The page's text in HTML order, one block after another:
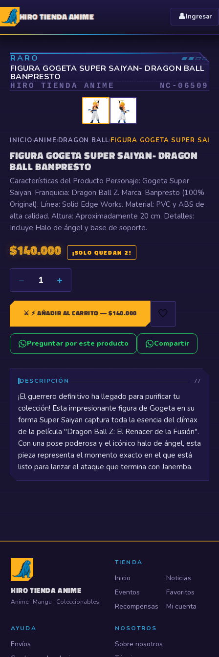
HIRO TIENDA ANIME 👤Ingresar
RARO ▰▰▱▱
⤢
FIGURA GOGETA SUPER SAIYAN- DRAGON BALL
BANPRESTO
HIRO TIENDA ANIME NC- 06509
INICIO›ANIME›DRAGON BALL›FIGURA GOGETA SUPER
FIGURA GOGETA SUPER SAIYAN- DRAGON
BALL BANPRESTO
Características del Producto Personaje: Gogeta Super
Saiyan. Franquicia: Dragon Ball Z. Marca: Banpresto (100%
Original). Línea: Solid Edge Works. Material: PVC y ABS de
alta calidad. Altura: Aproximadamente 20 cm. Detalles:
Incluye Halo de ángel y base de soporte.
$140.000 ¡SOLO QUEDAN 2!
− 1 +
⚔️⚡ AÑADIR AL CARRITO — $140.000 🤍
Preguntar por este producto Compartir
DESCRIPCIÓN
¡El guerrero definitivo ha llegado para purificar tu
colección! Esta impresionante figura de Gogeta en su
forma Super Saiyan captura toda la esencia del clímax
de la película "Dragon Ball Z: El Renacer de la Fusión".
Con una pose poderosa y el icónico halo de ángel, esta
pieza representa el momento exacto en el que está
listo para lanzar el ataque que termina con Janemba.
HIRO TIENDA ANIME
Anime · Manga · Coleccionables
TIENDA
Inicio
Noticias
Eventos
Favoritos
Recompensas
Mi cuenta
AYUDA
Envíos
NOSOTROS
Sobre nosotros